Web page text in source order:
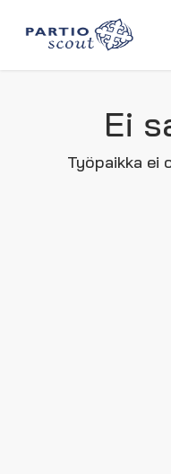
Ei
Työpaikka ei